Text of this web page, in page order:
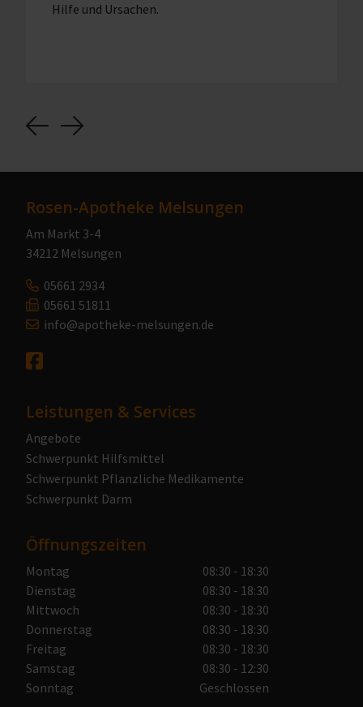
Hilfe und Ursachen.
Previous
Next
Rosen-Apotheke Melsungen
Am Markt 3-4
34212 Melsungen
05661 2934
05661 51811
info@apotheke-melsungen.de
Leistungen & Services
Angebote
Schwerpunkt Hilfsmittel
Schwerpunkt Pflanzliche Medikamente
Schwerpunkt Darm
Öffnungszeiten
Montag
08:30 - 18:30
Dienstag
08:30 - 18:30
Mittwoch
08:30 - 18:30
Donnerstag
08:30 - 18:30
Freitag
08:30 - 18:30
Samstag
08:30 - 12:30
Sonntag
Geschlossen